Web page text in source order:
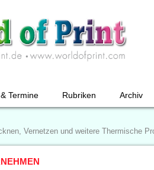
Termine Rubriken Archiv
Vernetzen und weitere Thermische